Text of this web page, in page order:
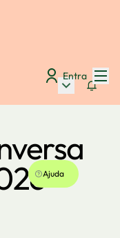
Entra
Menú Seguir
Ajuda